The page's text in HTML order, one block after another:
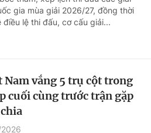
gia mùa giải 2026/27, đồng thời
lệ thi đấu, cơ cấu giải...
Nam vắng 5 trụ cột trong
cuối cùng trước trận gặp